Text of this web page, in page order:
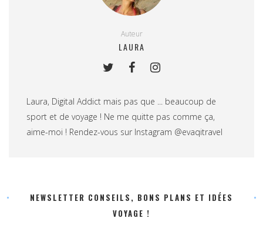
Auteur
LAURA
Laura, Digital Addict mais pas que ... beaucoup de
sport et de voyage ! Ne me quitte pas comme ça,
aime-moi ! Rendez-vous sur Instagram @evaqitravel
NEWSLETTER CONSEILS, BONS PLANS ET IDÉES
VOYAGE !